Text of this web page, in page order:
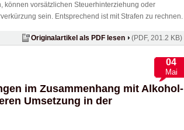
können vorsätzlichen Steuerhinterziehung oder
sein. Entsprechend ist mit Strafen zu rechnen.
Originalartikel als PDF lesen (PDF, 201.2 KB)
04
Mai
im Zusammenhang mit Alkohol-
Umsetzung in der